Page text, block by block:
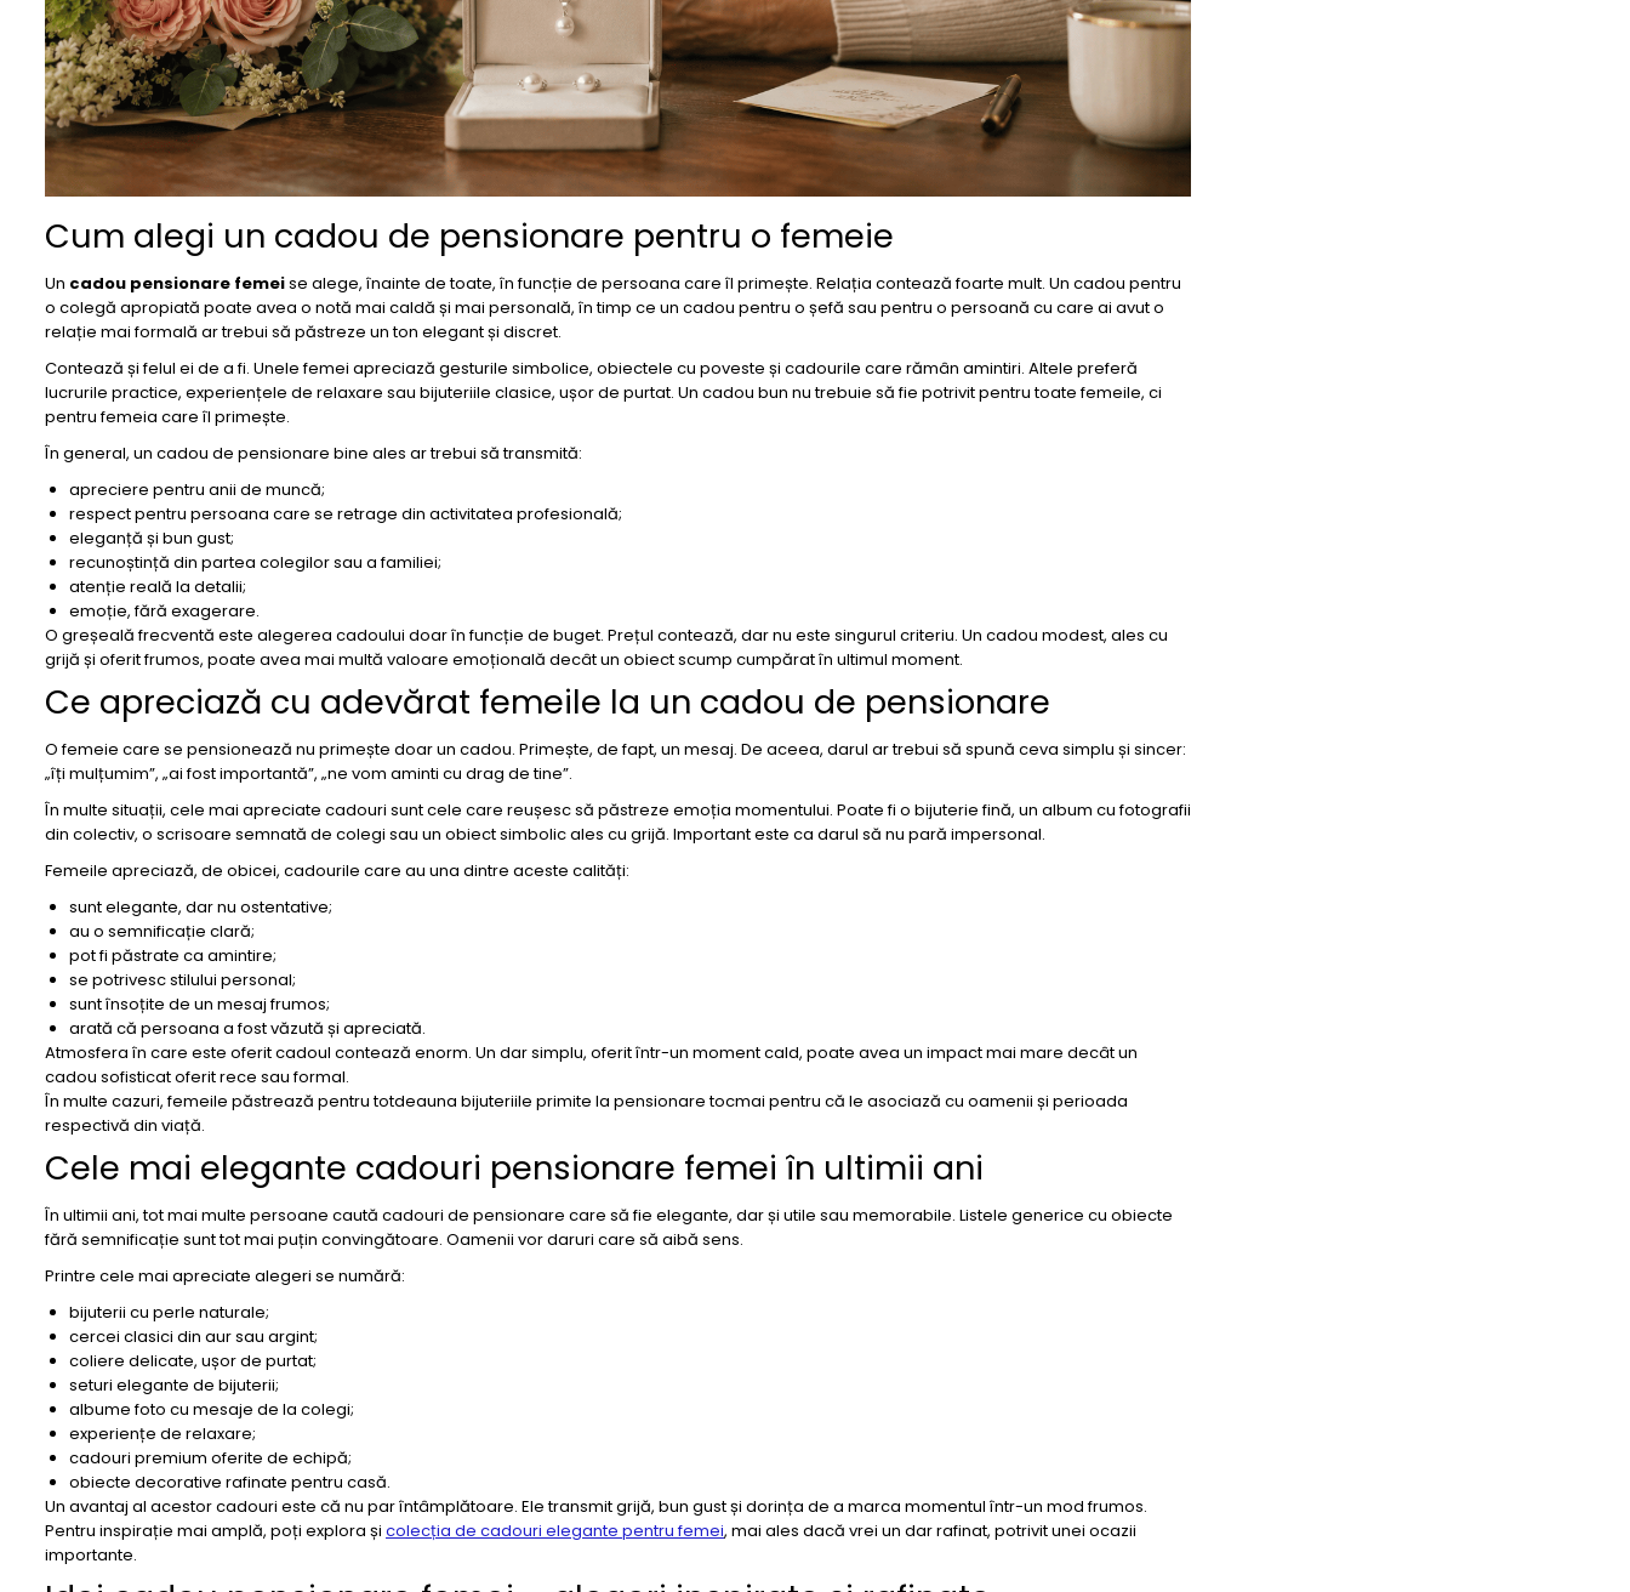
Cum alegi un cadou de pensionare pentru o femeie
Un cadou pensionare femeise alege, înainte de toate, în funcție de persoana care îl primește. Relația contează foarte mult. Un cadou pentru
o colegă apropiată poate avea o notă mai caldă și mai personală, în timp ce un cadou pentru o șefă sau pentru o persoană cu care ai avut o
relație mai formală ar trebui să păstreze un ton elegant și discret.
Contează și felul ei de a fi. Unele femei apreciază gesturile simbolice, obiectele cu poveste și cadourile care rămân amintiri. Altele preferă
lucrurile practice, experiențele de relaxare sau bijuteriile clasice, ușor de purtat. Un cadou bun nu trebuie să fie potrivit pentru toate femeile, ci
pentru femeia care îl primește.
În general, un cadou de pensionare bine ales ar trebui să transmită:
apreciere pentru anii de muncă;
respect pentru persoana care se retrage din activitatea profesională;
eleganță și bun gust;
recunoștință din partea colegilor sau a familiei;
atenție reală la detalii;
emoție, fără exagerare.
O greșeală frecventă este alegerea cadoului doar în funcție de buget. Prețul contează, dar nu este singurul criteriu. Un cadou modest, ales cu
grijă și oferit frumos, poate avea mai multă valoare emoțională decât un obiect scump cumpărat în ultimul moment.
Ce apreciază cu adevărat femeile la un cadou de pensionare
O femeie care se pensionează nu primește doar un cadou. Primește, de fapt, un mesaj. De aceea, darul ar trebui să spună ceva simplu și sincer:
„îți mulțumim”, „ai fost importantă”, „ne vom aminti cu drag de tine”.
În multe situații, cele mai apreciate cadouri sunt cele care reușesc să păstreze emoția momentului. Poate fi o bijuterie fină, un album cu fotografii
din colectiv, o scrisoare semnată de colegi sau un obiect simbolic ales cu grijă. Important este ca darul să nu pară impersonal.
Femeile apreciază, de obicei, cadourile care au una dintre aceste calități:
sunt elegante, dar nu ostentative;
au o semnificație clară;
pot fi păstrate ca amintire;
se potrivesc stilului personal;
sunt însoțite de un mesaj frumos;
arată că persoana a fost văzută și apreciată.
Atmosfera în care este oferit cadoul contează enorm. Un dar simplu, oferit într-un moment cald, poate avea un impact mai mare decât un
cadou sofisticat oferit rece sau formal.
În multe cazuri, femeile păstrează pentru totdeauna bijuteriile primite la pensionare tocmai pentru că le asociază cu oamenii și perioada
respectivă din viață.
Cele mai elegante cadouri pensionare femei în ultimii ani
În ultimii ani, tot mai multe persoane caută cadouri de pensionare care să fie elegante, dar și utile sau memorabile. Listele generice cu obiecte
fără semnificație sunt tot mai puțin convingătoare. Oamenii vor daruri care să aibă sens.
Printre cele mai apreciate alegeri se numără:
bijuterii cu perle naturale;
cercei clasici din aur sau argint;
coliere delicate, ușor de purtat;
seturi elegante de bijuterii;
albume foto cu mesaje de la colegi;
experiențe de relaxare;
cadouri premium oferite de echipă;
obiecte decorative rafinate pentru casă.
Un avantaj al acestor cadouri este că nu par întâmplătoare. Ele transmit grijă, bun gust și dorința de a marca momentul într-un mod frumos.
Pentru inspirație mai amplă, poți explora și colecția de cadouri elegante pentru femei, mai ales dacă vrei un dar rafinat, potrivit unei ocazii
importante.